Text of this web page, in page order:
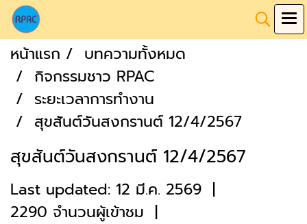
หน้าแรก
บทความทั้งหมด
กิจกรรมชาว RPAC
ระยะเวลาการทำงาน
สุขสันต์วันสงกรานต์ 12/4/2567
สุขสันต์วันสงกรานต์ 12/4/2567
Last updated: 12 มี.ค. 2569 |
2290 จำนวนผู้เข้าชม |